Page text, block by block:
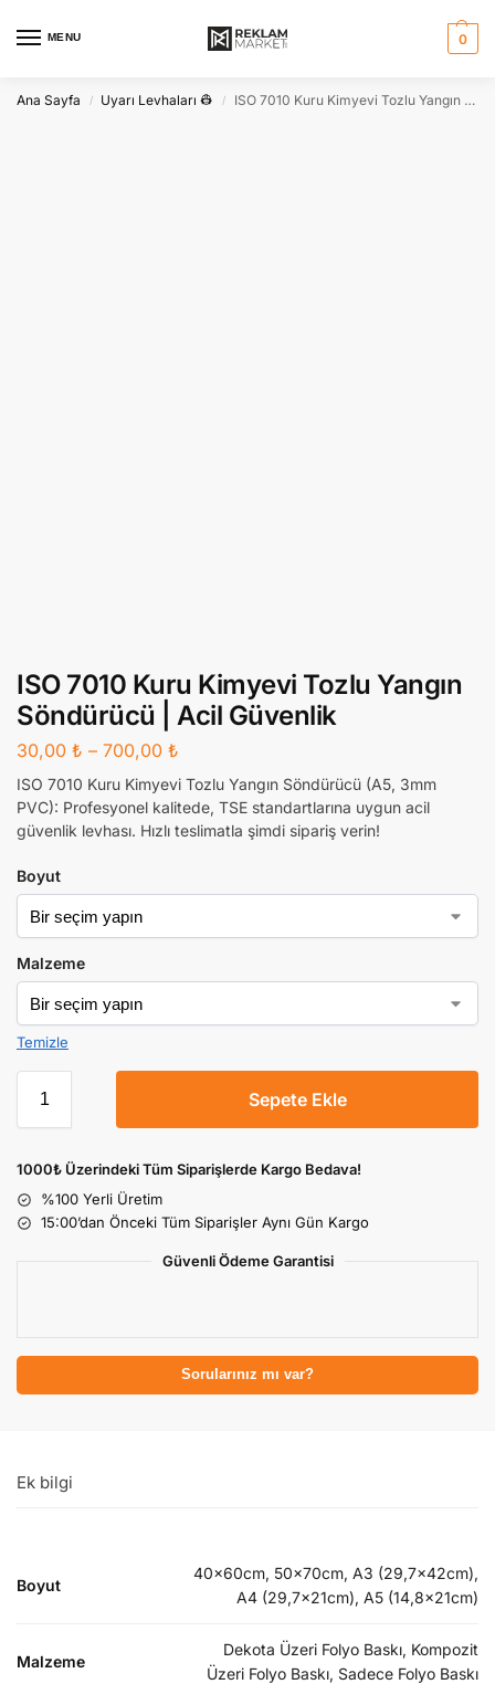
MENU 0
Ana Sayfa / Uyarı Levhaları 👷 / ISO 7010 Kuru Kimyevi Tozlu Yangın Söndürücü | Acil Güvenlik
ISO 7010 Kuru Kimyevi Tozlu Yangın
Söndürücü | Acil Güvenlik
30,00 ₺ – 700,00 ₺
ISO 7010 Kuru Kimyevi Tozlu Yangın Söndürücü (A5, 3mm
PVC): Profesyonel kalitede, TSE standartlarına uygun acil
güvenlik levhası. Hızlı teslimatla şimdi sipariş verin!
Boyut
Malzeme
Temizle
Sepete Ekle
1000₺ Üzerindeki Tüm Siparişlerde Kargo Bedava!
%100 Yerli Üretim
15:00’dan Önceki Tüm Siparişler Aynı Gün Kargo
Güvenli Ödeme Garantisi
Sorularınız mı var?
Ek bilgi
Boyut
40x60cm, 50x70cm, A3 (29,7x42cm),
A4 (29,7x21cm), A5 (14,8x21cm)
Malzeme
Dekota Üzeri Folyo Baskı, Kompozit
Üzeri Folyo Baskı, Sadece Folyo Baskı